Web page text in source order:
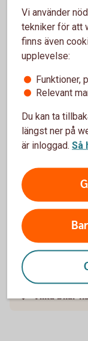
Vanliga
Mitsubishi
Trafik, hel
När slutar
gälla?
Om man
täcker
Gäller
Täcker
Vilka bilar
Vi använder
tekniker för att
finns även
upplevelse:
Funktioner,
Relevant
Du kan ta
längst ner på
är inloggad. Så